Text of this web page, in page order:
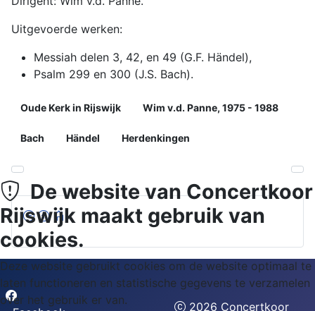
Uitgevoerde werken:
Messiah delen 3, 42, en 49 (G.F. Händel),
Psalm 299 en 300 (J.S. Bach).
Oude Kerk in Rijswijk Wim v.d. Panne, 1975 - 1988
Bach Händel Herdenkingen
Vorig artikel: 1980 - Weihnachtsoratorium (J.S. Bach)
2026 Concertkoor
De website van Concertkoor
Rijswijk maakt gebruik van
cookies.
Deze website gebruikt cookies om de website optimaal te
laten functioneren en statistische gegevens te verzamelen
over het gebruik er van.